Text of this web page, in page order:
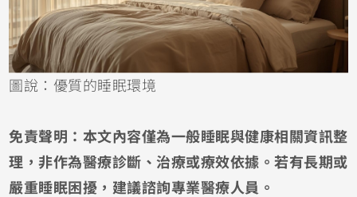
圖說：優質的睡眠環境
免責聲明：本文內容僅為一般睡眠與健康相關資訊整
理，非作為醫療診斷、治療或療效依據。若有長期或
嚴重睡眠困擾，建議諮詢專業醫療人員。